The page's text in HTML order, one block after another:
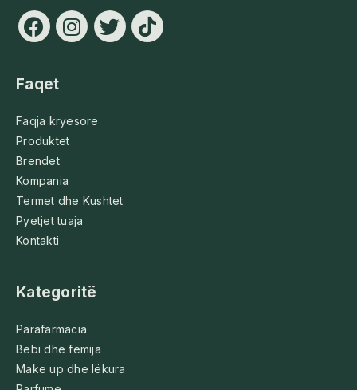
Faqet
Faqja kryesore
Produktet
Brendet
Kompania
Termet dhe Kushtet
Pyetjet tuaja
Kontakti
Kategoritë
Parafarmacia
Bebi dhe fëmija
Make up dhe lëkura